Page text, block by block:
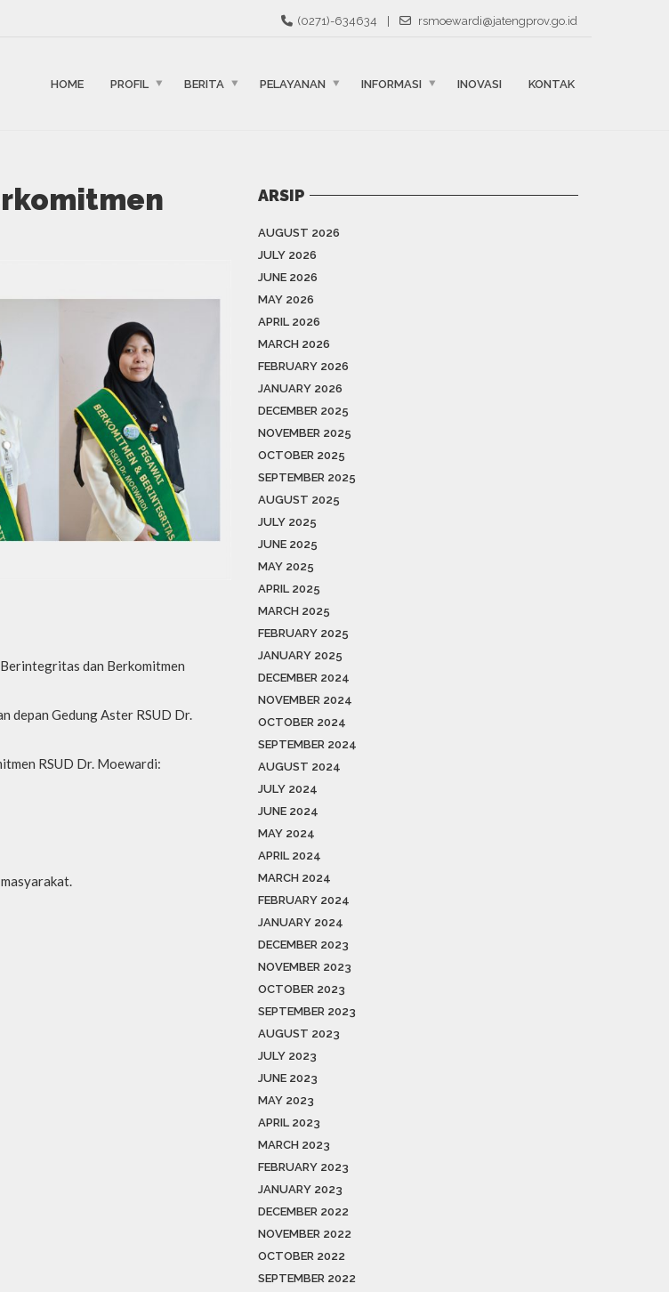
(0271)-634634 rsmoewardi@jatengprov.go.id
HOME PROFIL BERITA PELAYANAN INFORMASI INOVASI KONTAK
dan Berkomitmen
depan Gedung Aster RSUD Dr.
RSUD Dr. Moewardi:
ARSIP
AUGUST 2026
JULY 2026
JUNE 2026
MAY 2026
APRIL 2026
MARCH 2026
FEBRUARY 2026
JANUARY 2026
DECEMBER 2025
NOVEMBER 2025
OCTOBER 2025
SEPTEMBER 2025
AUGUST 2025
JULY 2025
JUNE 2025
MAY 2025
APRIL 2025
MARCH 2025
FEBRUARY 2025
JANUARY 2025
DECEMBER 2024
NOVEMBER 2024
OCTOBER 2024
SEPTEMBER 2024
AUGUST 2024
JULY 2024
JUNE 2024
MAY 2024
APRIL 2024
MARCH 2024
FEBRUARY 2024
JANUARY 2024
DECEMBER 2023
NOVEMBER 2023
OCTOBER 2023
SEPTEMBER 2023
AUGUST 2023
JULY 2023
JUNE 2023
MAY 2023
APRIL 2023
MARCH 2023
FEBRUARY 2023
JANUARY 2023
DECEMBER 2022
NOVEMBER 2022
OCTOBER 2022
SEPTEMBER 2022